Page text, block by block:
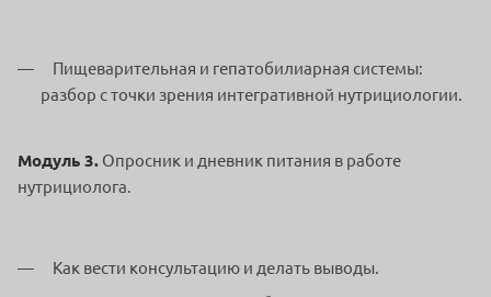
Пищеварительная и гепатобилиарная системы:
разбор с точки зрения интегративной нутрициологии.
Модуль 3. Опросник и дневник питания в работе
нутрициолога.
Как вести консультацию и делать выводы.